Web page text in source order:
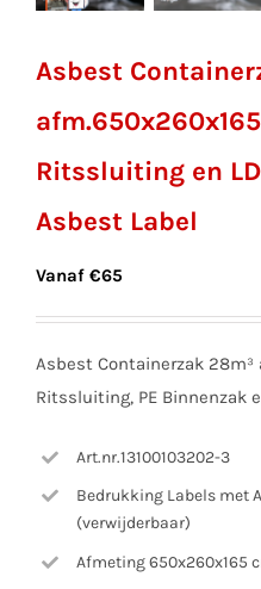
Asbest
Ritssluiting en
Asbest Label
Vanaf €65
Asbest Containerzak
Ritssluiting, PE Binnenzak
Art.nr.13100103202-3
Bedrukking Labels met
(verwijderbaar)
Afmeting 650x260x165